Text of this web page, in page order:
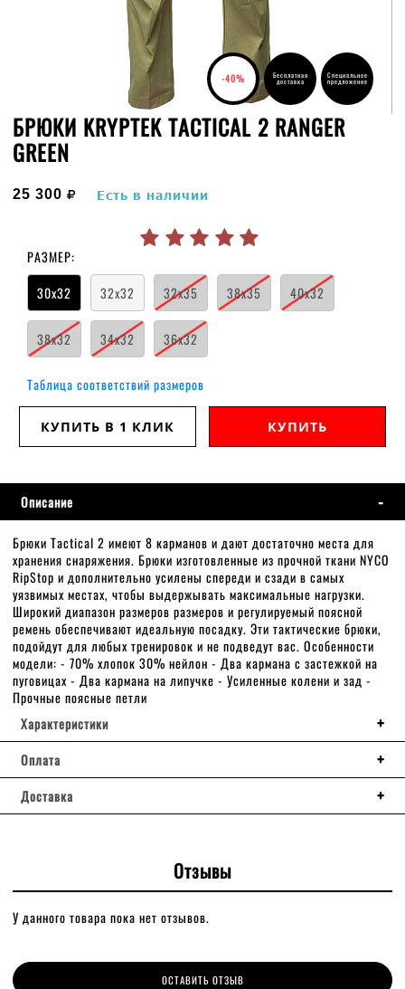
-40% Бесплатная
доставка
Специальное
предложение
БРЮКИ KRYPTEK TACTICAL 2 RANGER
GREEN
25 300 руб.
Есть в наличии
РАЗМЕР:
30x32
32x32 32x35 38x35 40x32
38x32 34x32 36x32
Таблица соответствий размеров
КУПИТЬ В 1 КЛИК КУПИТЬ
Описание
Брюки Tactical 2 имеют 8 карманов и дают достаточно места для
хранения снаряжения. Брюки изготовленные из прочной ткани NYCO
RipStop и дополнительно усилены спереди и сзади в самых
уязвимых местах, чтобы выдержывать максимальные нагрузки.
Широкий диапазон размеров размеров и регулируемый поясной
ремень обеспечивают идеальную посадку. Эти тактические брюки,
подойдут для любых тренировок и не подведут вас. Особенности
модели: - 70% хлопок 30% нейлон - Два кармана с застежкой на
пуговицах - Два кармана на липучке - Усиленные колени и зад -
Прочные поясные петли
Характеристики
Оплата
Доставка
Отзывы
У данного товара пока нет отзывов.
ОСТАВИТЬ ОТЗЫВ